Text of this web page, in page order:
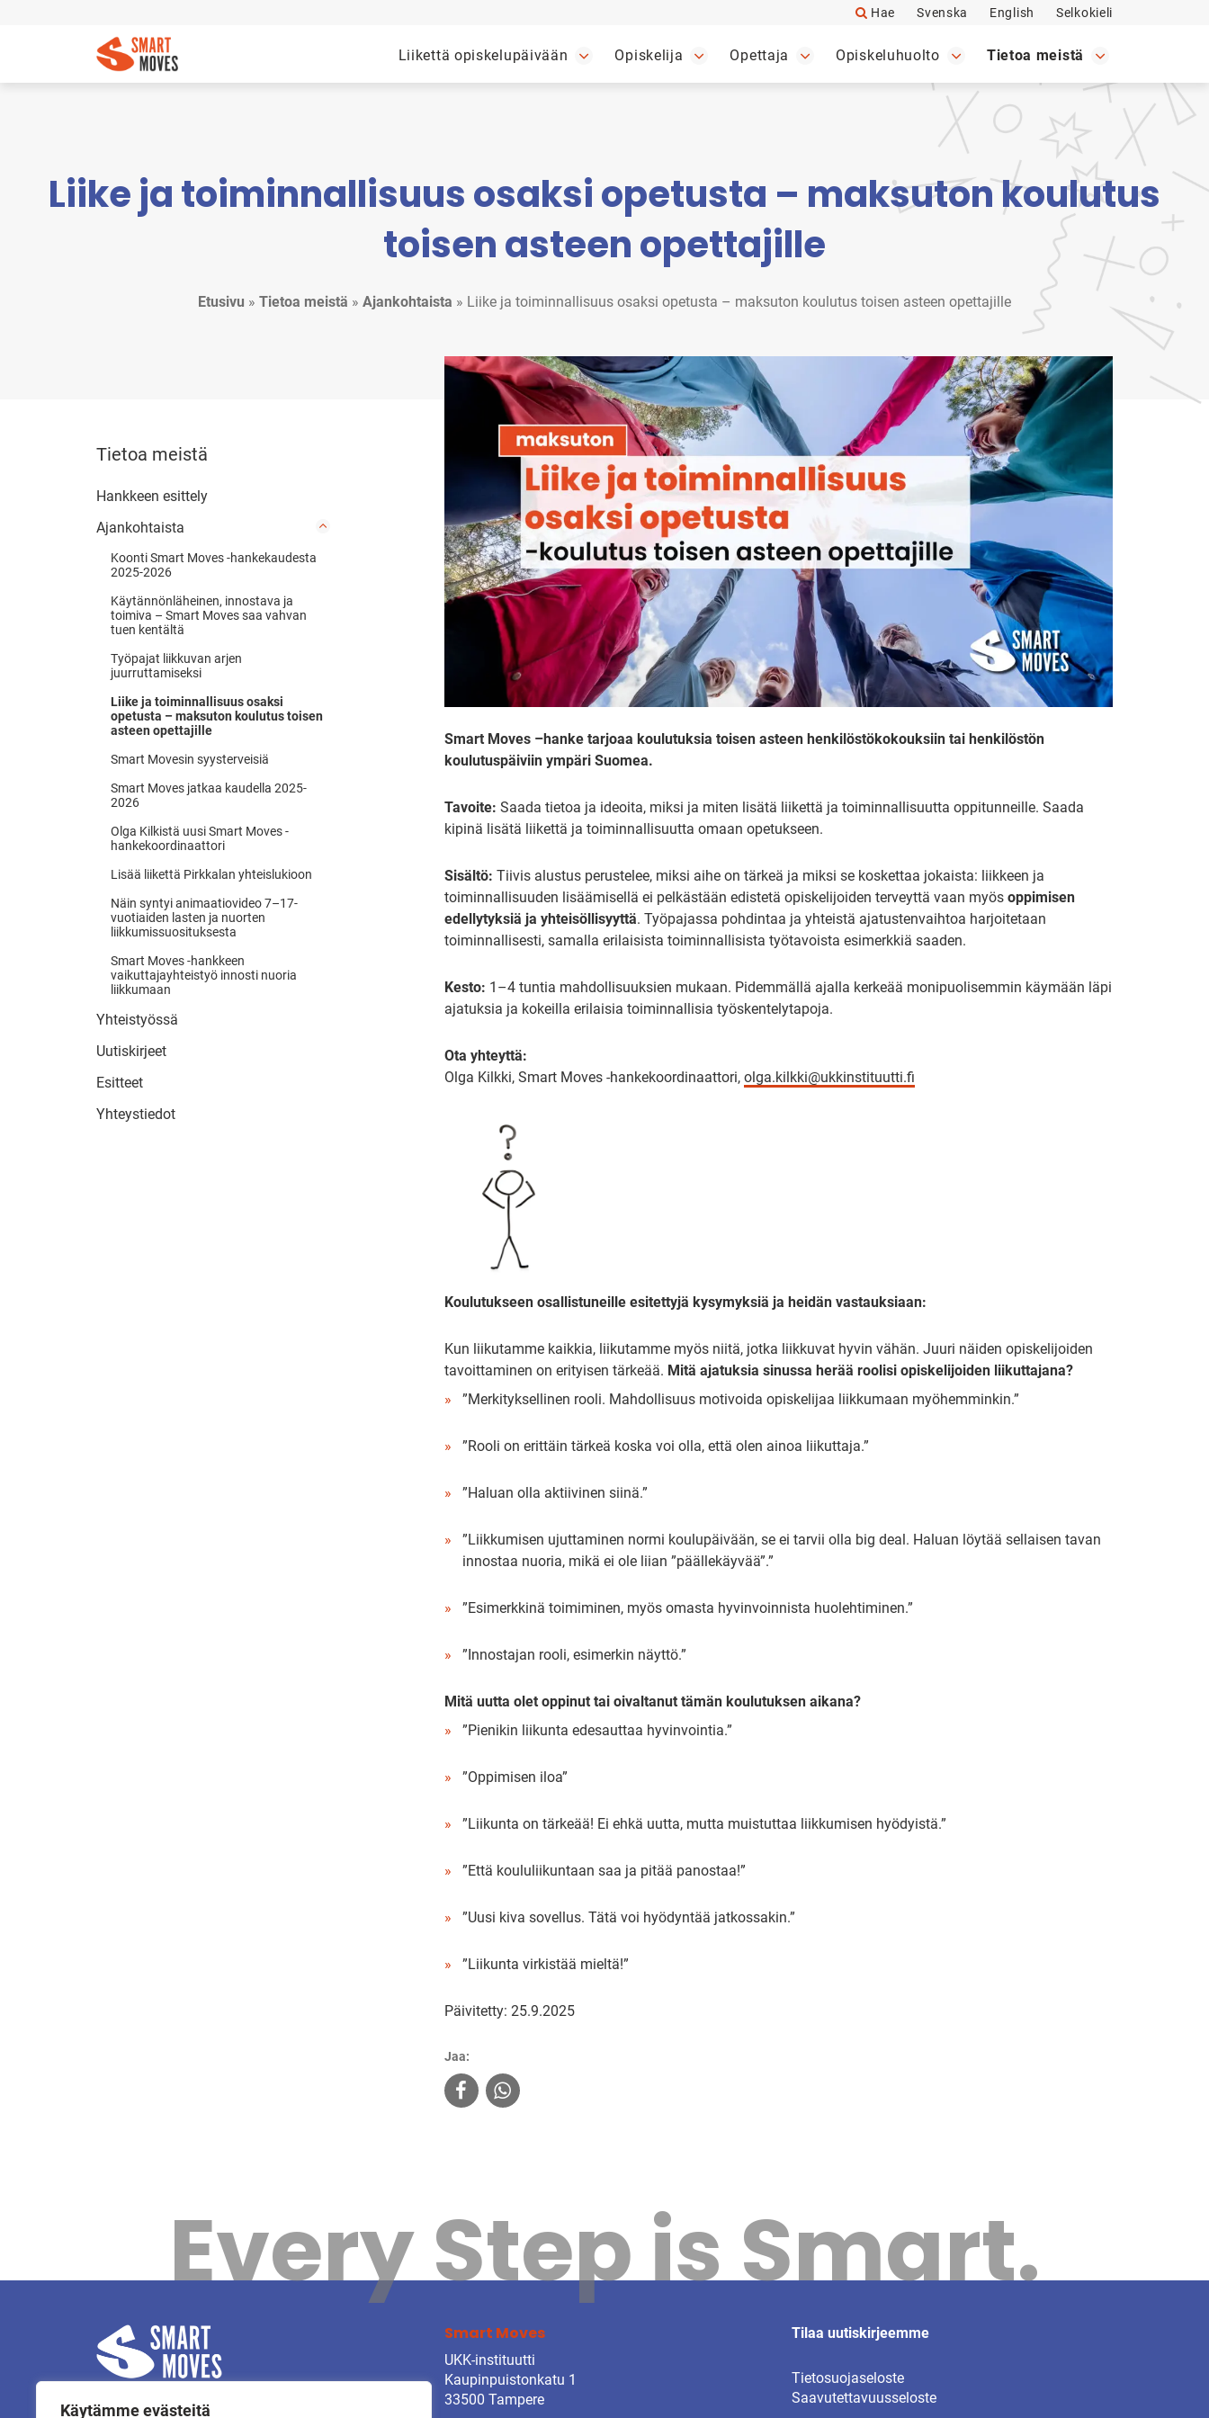
Käytämme evästeitä
Hae Svenska English Selkokieli
Liikettä opiskelupäivään Opiskelija Opettaja Opiskeluhuolto Tietoa meistä
Liike ja toiminnallisuus osaksi opetusta – maksuton koulutus
toisen asteen opettajille
Etusivu » Tietoa meistä » Ajankohtaista » Liike ja toiminnallisuus osaksi opetusta – maksuton koulutus toisen asteen opettajille
Tietoa meistä
Hankkeen esittely
Ajankohtaista
Koonti Smart Moves -hankekaudesta
2025-2026
Käytännönläheinen, innostava ja
toimiva – Smart Moves saa vahvan
tuen kentältä
Työpajat liikkuvan arjen
juurruttamiseksi
Liike ja toiminnallisuus osaksi
opetusta – maksuton koulutus toisen
asteen opettajille
Smart Movesin syysterveisiä
Smart Moves jatkaa kaudella 2025-
2026
Olga Kilkistä uusi Smart Moves -
hankekoordinaattori
Lisää liikettä Pirkkalan yhteislukioon
Näin syntyi animaatiovideo 7–17-
vuotiaiden lasten ja nuorten
liikkumissuosituksesta
Smart Moves -hankkeen
vaikuttajayhteistyö innosti nuoria
liikkumaan
Yhteistyössä
Uutiskirjeet
Esitteet
Yhteystiedot
Smart Moves –hanke tarjoaa koulutuksia toisen asteen henkilöstökokouksiin tai henkilöstön
koulutuspäiviin ympäri Suomea.
Tavoite: Saada tietoa ja ideoita, miksi ja miten lisätä liikettä ja toiminnallisuutta oppitunneille. Saada
kipinä lisätä liikettä ja toiminnallisuutta omaan opetukseen.
Sisältö: Tiivis alustus perustelee, miksi aihe on tärkeä ja miksi se koskettaa jokaista: liikkeen ja
toiminnallisuuden lisäämisellä ei pelkästään edistetä opiskelijoiden terveyttä vaan myös oppimisen
edellytyksiä ja yhteisöllisyyttä. Työpajassa pohdintaa ja yhteistä ajatustenvaihtoa harjoitetaan
toiminnallisesti, samalla erilaisista toiminnallisista työtavoista esimerkkiä saaden.
Kesto: 1–4 tuntia mahdollisuuksien mukaan. Pidemmällä ajalla kerkeää monipuolisemmin käymään läpi
ajatuksia ja kokeilla erilaisia toiminnallisia työskentelytapoja.
Ota yhteyttä:
Olga Kilkki, Smart Moves -hankekoordinaattori, olga.kilkki@ukkinstituutti.fi
Koulutukseen osallistuneille esitettyjä kysymyksiä ja heidän vastauksiaan:
Kun liikutamme kaikkia, liikutamme myös niitä, jotka liikkuvat hyvin vähän. Juuri näiden opiskelijoiden
tavoittaminen on erityisen tärkeää. Mitä ajatuksia sinussa herää roolisi opiskelijoiden liikuttajana?
”Merkityksellinen rooli. Mahdollisuus motivoida opiskelijaa liikkumaan myöhemminkin.”
”Rooli on erittäin tärkeä koska voi olla, että olen ainoa liikuttaja.”
”Haluan olla aktiivinen siinä.”
”Liikkumisen ujuttaminen normi koulupäivään, se ei tarvii olla big deal. Haluan löytää sellaisen tavan
innostaa nuoria, mikä ei ole liian ”päällekäyvää”.”
”Esimerkkinä toimiminen, myös omasta hyvinvoinnista huolehtiminen.”
”Innostajan rooli, esimerkin näyttö.”
Mitä uutta olet oppinut tai oivaltanut tämän koulutuksen aikana?
”Pienikin liikunta edesauttaa hyvinvointia.”
”Oppimisen iloa”
”Liikunta on tärkeää! Ei ehkä uutta, mutta muistuttaa liikkumisen hyödyistä.”
”Että koululiikuntaan saa ja pitää panostaa!”
”Uusi kiva sovellus. Tätä voi hyödyntää jatkossakin.”
”Liikunta virkistää mieltä!”
Päivitetty: 25.9.2025
Jaa:
Every Step is Smart.
Smart Moves
UKK-instituutti
Kaupinpuistonkatu 1
33500 Tampere
Tilaa uutiskirjeemme
Tietosuojaseloste
Saavutettavuusseloste